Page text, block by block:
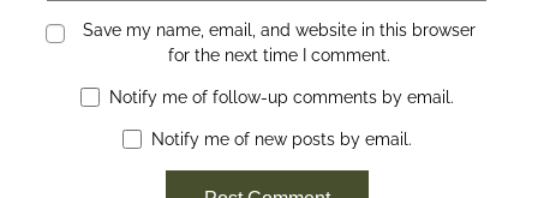
Save my name, email, and website in this browser
for the next time I comment.
Notify me of follow-up comments by email.
Notify me of new posts by email.